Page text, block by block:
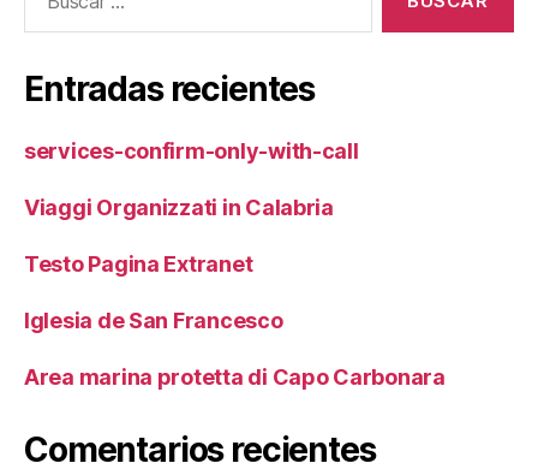
Entradas recientes
services-confirm-only-with-call
Viaggi Organizzati in Calabria
Testo Pagina Extranet
Iglesia de San Francesco
Area marina protetta di Capo Carbonara
Comentarios recientes